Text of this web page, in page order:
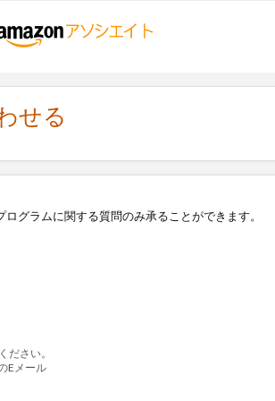
せる
グラムに関する質問のみ承ることができます。
さい。
Eメール